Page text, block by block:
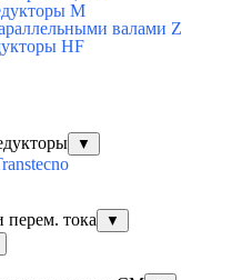
M
валами Z
HF
▼
перем. тока
▼